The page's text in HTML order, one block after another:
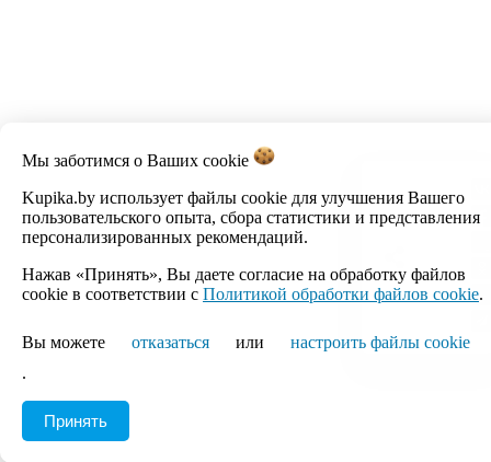
Мы заботимся о Ваших cookie
Kupika.by использует файлы cookie для улучшения Вашего
пользовательского опыта, сбора статистики и представления
персонализированных рекомендаций.
Нажав «Принять», Вы даете согласие на обработку файлов
cookie в соответствии с Политикой обработки файлов cookie.
Вы можете отказаться или
настроить файлы cookie
.
Принять